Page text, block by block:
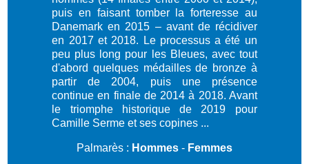
puis en faisant tomber la forteresse au
Danemark en 2015 – avant de récidiver
en 2017 et 2018. Le processus a été un
peu plus long pour les Bleues, avec tout
d'abord quelques médailles de bronze à
partir de 2004, puis une présence
continue en finale de 2014 à 2018. Avant
le triomphe historique de 2019 pour
Camille Serme et ses copines ...
Palmarès : Hommes - Femmes